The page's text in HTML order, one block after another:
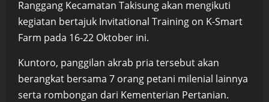
Ranggang Kecamatan Takisung akan mengikuti
kegiatan bertajuk Invitational Training on K-Smart
Farm pada 16-22 Oktober ini.
Kuntoro, panggilan akrab pria tersebut akan
berangkat bersama 7 orang petani milenial lainnya
serta rombongan dari Kementerian Pertanian.